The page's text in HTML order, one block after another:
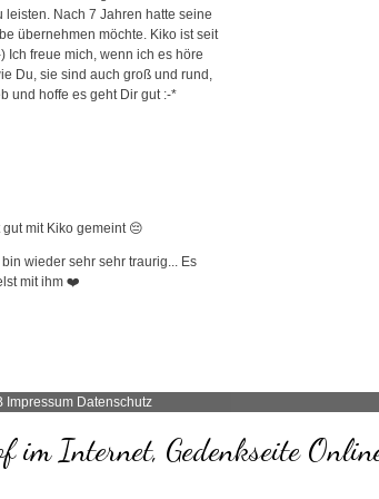
Nach 7 Jahren hatte seine
übernehmen möchte. Kiko ist seit
Ich freue mich, wenn ich es höre
Du, sie sind auch groß und rund,
und hoffe es geht Dir gut :-*
mit Kiko gemeint 😔
wieder sehr sehr traurig... Es
mit ihm ❤️
Impressum Datenschutz
im Internet, Gedenkseite